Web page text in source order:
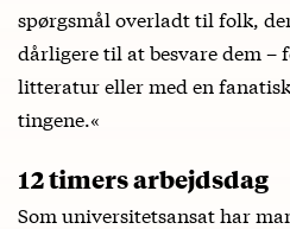
spørgsmål overladt til folk,
dårligere til at besvare dem –
litteratur eller med en
tingene.«
12 timers arbejdsdag
Som universitetsansat har